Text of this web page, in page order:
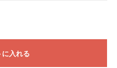
に入れる